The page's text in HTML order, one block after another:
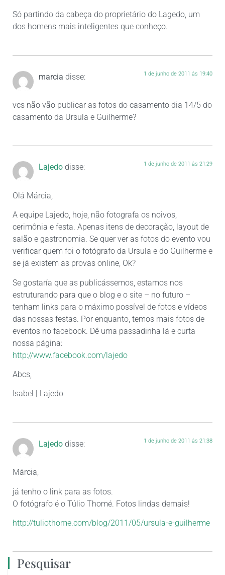
Só partindo da cabeça do proprietário do Lagedo, um
dos homens mais inteligentes que conheço.
marcia disse: 1 de junho de 2011 às 19:40
vcs não vão publicar as fotos do casamento dia 14/5 do
casamento da Ursula e Guilherme?
Lajedo disse: 1 de junho de 2011 às 21:29
Olá Márcia,
A equipe Lajedo, hoje, não fotografa os noivos,
cerimônia e festa. Apenas itens de decoração, layout de
salão e gastronomia. Se quer ver as fotos do evento vou
verificar quem foi o fotógrafo da Ursula e do Guilherme e
se já existem as provas online, Ok?
Se gostaría que as publicássemos, estamos nos
estruturando para que o blog e o site – no futuro –
tenham links para o máximo possível de fotos e vídeos
das nossas festas. Por enquanto, temos mais fotos de
eventos no facebook. Dê uma passadinha lá e curta
nossa página:
http://www.facebook.com/lajedo
Abcs,
Isabel | Lajedo
Lajedo disse: 1 de junho de 2011 às 21:38
Márcia,
já tenho o link para as fotos.
O fotógrafo é o Túlio Thomé. Fotos lindas demais!
http://tuliothome.com/blog/2011/05/ursula-e-guilherme
Pesquisar